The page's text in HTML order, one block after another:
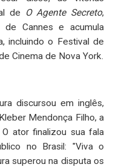
de
O Agente Secreto,
Cannes e acumula
incluindo o Festival de
Cinema de Nova York.
discursou em inglês,
Mendonça Filho, a
ator finalizou sua fala
no Brasil: "Viva o
superou na disputa os